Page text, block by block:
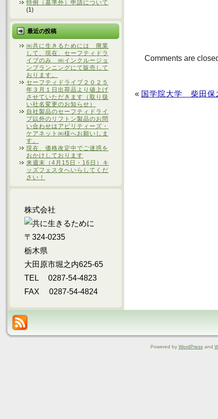
特例（基準外）申請について
(1)
最近の投稿
㈱共に生きるためには 廃業
して、現在、セーフティドラ
イブのみ ㈱インクルージョ
ンプランニングにて販売して
おります。
セーフティドライブ２０２５
年３月１日出荷品より値上げ
させていただきます（取り扱
い社名変更のお知らせ）
自社製品のセーフティドライ
ブ以外のリフトン製品のお問
い合わせはアビリティーズ・
ケアネット㈱様へお願いしま
す。
現在、価格改定中でご迷惑を
おかけしております
来週末（4月15日・16日）キ
ッズフェスタへいらしてくだ
さい！
株式会社
〒324-0235
栃木県
大田原市堀之内625-65
TEL 0287-54-4823
FAX 0287-54-4824
Comments are
« 国学院大学 柴田保
Powered by WordPressand